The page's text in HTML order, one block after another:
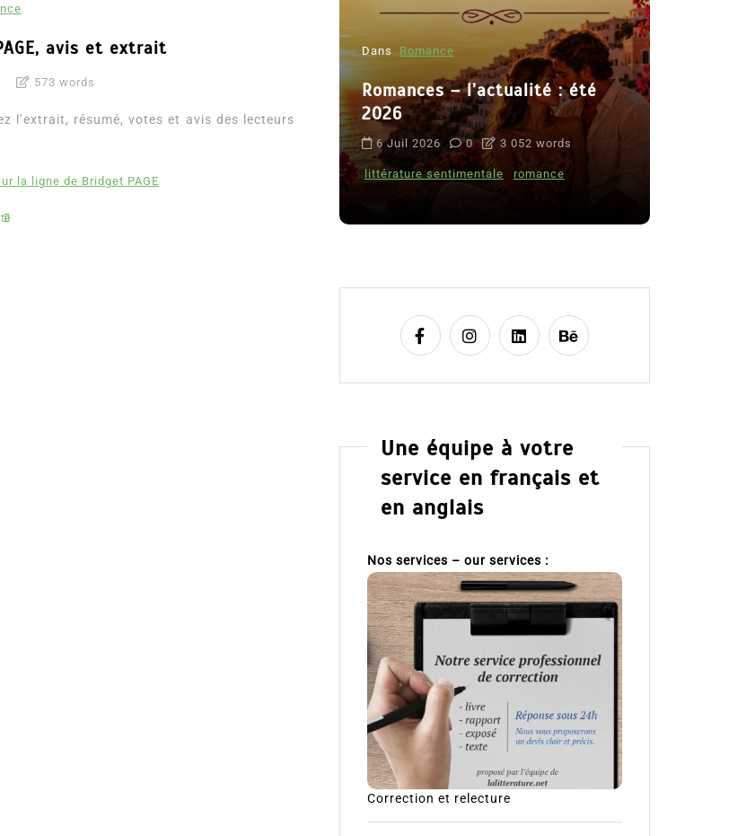
avis et extrait
573 words
l’extrait, résumé, votes et avis des lecteurs
la ligne de Bridget PAGE
8 Juil 2026 0
Dans Romance
Romances – l’actualité : été
2026
6 Juil 2026 0 3 052 words
littérature sentimentale romance
Une équipe à votre
service en français et
en anglais
Nos services – our services :
Correction et relecture